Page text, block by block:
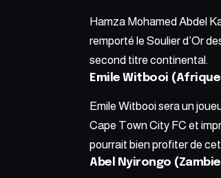
Hamza Mohamed Abdel
remporté le Soulier d’Or
second titre continental.
Emile Witbooi
Emile Witbooi sera un
Cape Town City FC et
pourrait bien profiter de
Abel Nyirongo